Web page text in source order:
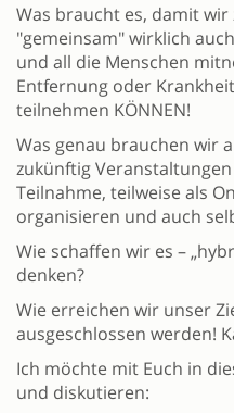
Was braucht es, damit
"gemeinsam" wirklich
und all die Menschen
Entfernung oder
teilnehmen KÖNNEN!
Was genau brauchen wir
zukünftig
Teilnahme, teilweise als
organisieren und auch
Wie schaffen wir es –
denken?
Wie erreichen wir unser
ausgeschlossen werden!
Ich möchte mit Euch in
und diskutieren: